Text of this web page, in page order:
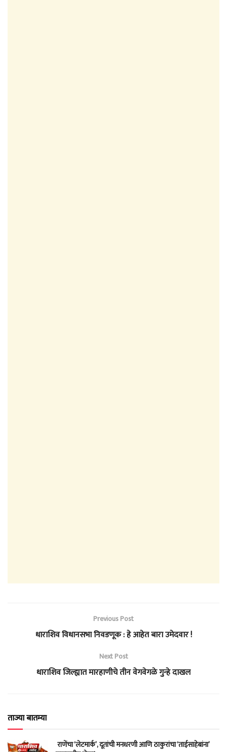
Previous Post
धाराशिव विधानसभा निवडणूक : हे आहेत बारा उमेदवार !
Next Post
धाराशिव जिल्ह्यात मारहाणीचे तीन वेगवेगळे गुन्हे दाखल
ताज्या बातम्या
राणेंचा ‘लेटमार्क’, दूतांची मनधरणी आणि ठाकुरांचा ‘ताईसाहेबांना’